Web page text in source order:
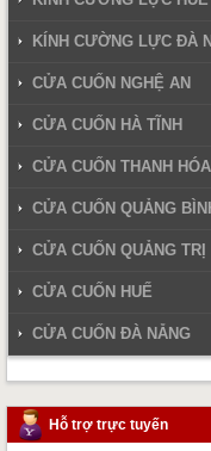
KÍNH CƯỜNG LỰC ĐÀ
CỬA CUỐN NGHỆ AN
CỬA CUỐN HÀ TĨNH
CỬA CUỐN THANH HÓA
CỬA CUỐN QUẢNG
CỬA CUỐN QUẢNG TRỊ
CỬA CUỐN HUẾ
CỬA CUỐN ĐÀ NẴNG
Hỗ trợ trực tuyến